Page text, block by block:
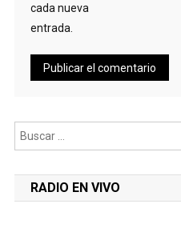
cada nueva
entrada.
RADIO EN VIVO